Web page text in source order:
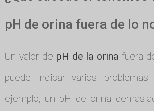
pH de orina fuera de lo
Un valor de pH de la orinafuera
puede indicar varios
ejemplo, un pH de orina